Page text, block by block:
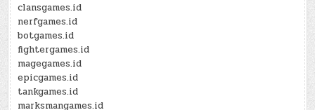
clansgames.id
nerfgames.id
botgames.id
fightergames.id
magegames.id
epicgames.id
tankgames.id
marksmangames.id